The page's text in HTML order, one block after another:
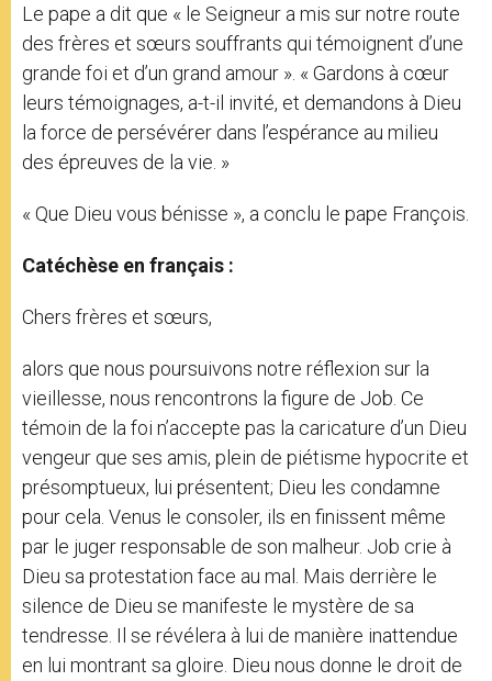
Le pape a dit que « le Seigneur a mis sur notre route
des frères et sœurs souffrants qui témoignent d’une
grande foi et d’un grand amour ». « Gardons à cœur
leurs témoignages, a-t-il invité, et demandons à Dieu
la force de persévérer dans l’espérance au milieu
des épreuves de la vie. »
« Que Dieu vous bénisse », a conclu le pape François.
Catéchèse en français :
Chers frères et sœurs,
alors que nous poursuivons notre réflexion sur la
vieillesse, nous rencontrons la figure de Job. Ce
témoin de la foi n’accepte pas la caricature d’un Dieu
vengeur que ses amis, plein de piétisme hypocrite et
présomptueux, lui présentent; Dieu les condamne
pour cela. Venus le consoler, ils en finissent même
par le juger responsable de son malheur. Job crie à
Dieu sa protestation face au mal. Mais derrière le
silence de Dieu se manifeste le mystère de sa
tendresse. Il se révélera à lui de manière inattendue
en lui montrant sa gloire. Dieu nous donne le droit de